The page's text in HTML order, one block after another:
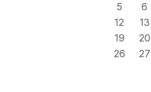
5
6
12
13
19
20
26
27